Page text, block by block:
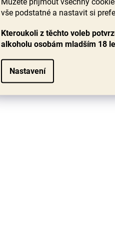
vše podstatné a nastavit si
Kteroukoli z těchto voleb
alkoholu osobám mladším 18
Nastavení